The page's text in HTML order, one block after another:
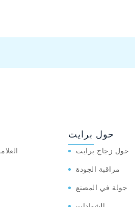
حول برايت
حول زجاج برايت
مراقبة الجودة
جولة في المصنع